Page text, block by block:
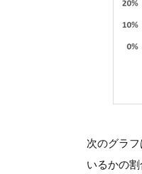
次のグラ
いるかの